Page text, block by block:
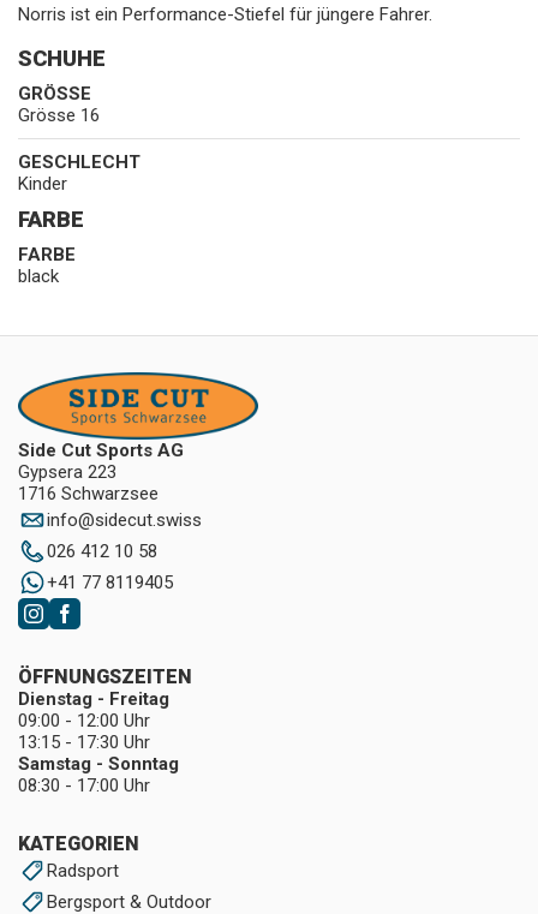
Norris ist ein Performance-Stiefel für jüngere Fahrer.
SCHUHE
GRÖSSE
Grösse 16
GESCHLECHT
Kinder
FARBE
FARBE
black
Side Cut Sports AG
Gypsera 223
1716 Schwarzsee
info@sidecut.swiss
026 412 10 58
+41 77 8119405
KATEGORIEN
Radsport
Bergsport & Outdoor
ÖFFNUNGSZEITEN
Dienstag - Freitag
09:00 - 12:00 Uhr
13:15 - 17:30 Uhr
Samstag - Sonntag
08:30 - 17:00 Uhr